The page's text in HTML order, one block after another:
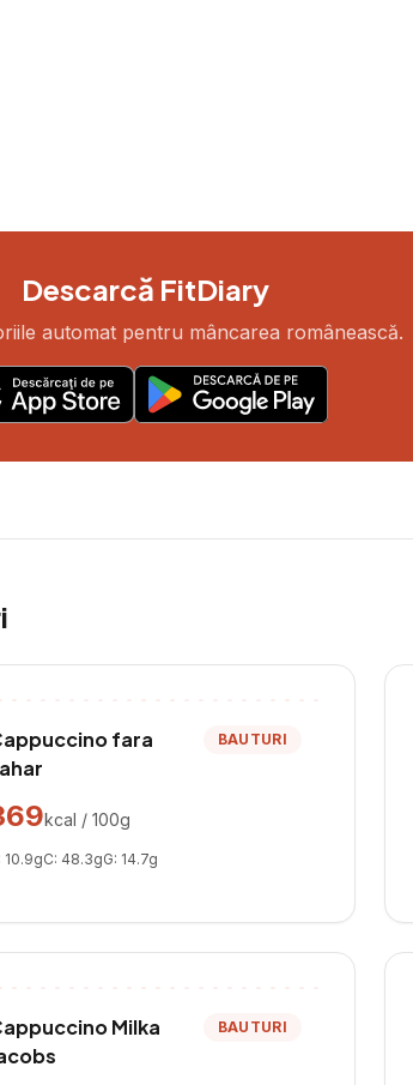
Descarcă FitDiary
automat pentru mâncarea românească.
fara
BAUTURI
kcal / 100g
10.9gC: 48.3gG: 14.7g
Milka
BAUTURI